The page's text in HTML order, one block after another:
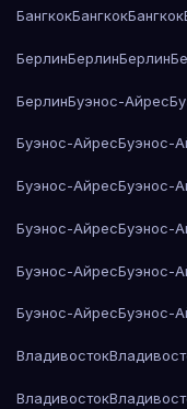
БангкокБангкокБангкок
БерлинБерлинБерлин
БерлинБуэнос-Айрес
Буэнос-АйресБуэнос-
Буэнос-АйресБуэнос-
Буэнос-АйресБуэнос-
Буэнос-АйресБуэнос-
Буэнос-АйресБуэнос-
Владивосток
Владивосток